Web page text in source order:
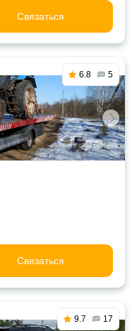
Связаться
6.8 5
Связаться
9.7 17